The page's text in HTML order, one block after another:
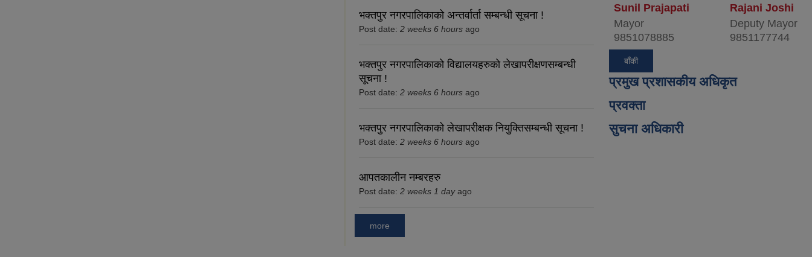
भक्तपुर नगरपालिकाको अन्तर्वार्ता सम्बन्धी सूचना !
Post date: 2 weeks 6 hours ago
भक्तपुर नगरपालिकाको विद्यालयहरुको लेखापरीक्षणसम्बन्धी
सूचना !
Post date: 2 weeks 6 hours ago
भक्तपुर नगरपालिकाको लेखापरीक्षक नियुक्तिसम्बन्धी सूचना !
Post date: 2 weeks 6 hours ago
आपतकालीन नम्बरहरु
Post date: 2 weeks 1 dayago
more
Sunil Prajapati
Mayor
9851078885
Rajani Joshi
Deputy Mayor
9851177744
बाँकी
प्रमुख प्रशासकीय अधिकृत
प्रवक्ता
सुचना अधिकारी